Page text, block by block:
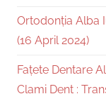
Ortodonția Alba
(16 April 2024)
Fațete Dentare
Clami Dent :